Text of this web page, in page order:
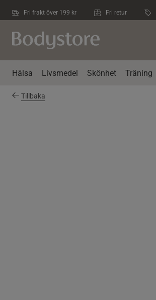
Fri frakt över 199 kr Fri retur
Hälsa Livsmedel Skönhet Träning
Tillbaka